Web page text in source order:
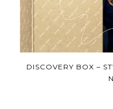
DISCOVERY BOX –